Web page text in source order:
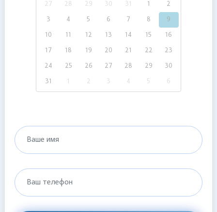
27 28 29 30 31 1 2
3 4 5 6 7 8 9
10 11 12 13 14 15 16
17 18 19 20 21 22 23
24 25 26 27 28 29 30
31 1 2 3 4 5 6
Ваше имя
Ваш телефон